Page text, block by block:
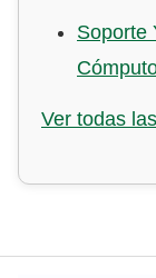
Soporte
Ver todas